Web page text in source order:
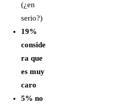
(¿en
serio?)
19%
conside
ra que
es muy
caro
5% no